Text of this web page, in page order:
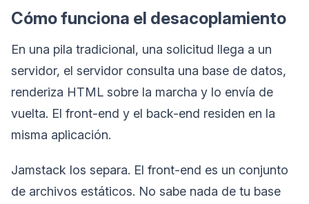
Cómo funciona el desacoplamiento
En una pila tradicional, una solicitud llega a un
servidor, el servidor consulta una base de datos,
renderiza HTML sobre la marcha y lo envía de
vuelta. El front-end y el back-end residen en la
misma aplicación.
Jamstack los separa. El front-end es un conjunto
de archivos estáticos. No sabe nada de tu base